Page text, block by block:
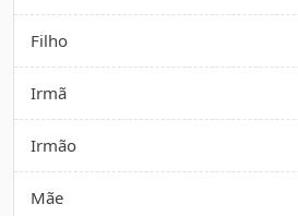
Filho
Irmã
Irmão
Mãe